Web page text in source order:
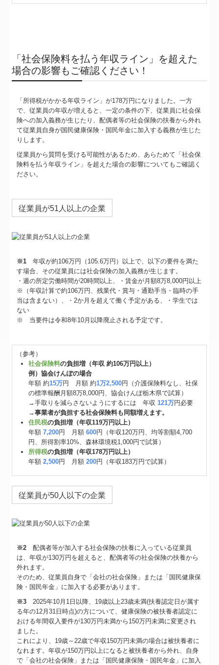
「社会保険料を払う年収ライン」を超えた
場合の影響もご確認ください！
「所得税がかかる年収ライン」が178万円になりました。一方
で、従業員の年収が増えると、一定の条件の下、従業員に社会保
険への加入義務が生じたり、配偶者等の社会保険の扶養から外れ
て従業員自身が国民健康保険・国民年金に加入する義務が生じた
りします。
従業員から質問を受ける可能性があるため、あらためて「社会保
険料を払う年収ライン」を超えた場合の影響についてもご確認く
ださい。
従業員が51人以上の企業
※1 年収が約106万円（105.6万円）以上で、以下の要件を満た
す場合、その従業員には社会保険の加入義務が生じます。
・週の所定労働時間が20時間以上、・賃金が月額8万8,000円以上
※（年収計算で約106万円、残業代・賞与・通勤手当・臨時の手
当は含まない）、・2か月を超えて働く予定がある、・学生では
ない
※ 当要件は令和8年10月以降廃止される予定です。
（参考）
社会保険料の負担増（年収 約106万円以上）
例）協会けんぽの場合
年額 約15万円 月額 約1万2,500円（介護保険料なし、社保
の標準報酬月額8万8,000円、協会けんぽ栃木県で試算）
→手取りを減らさないようにするには 年収 121万円必要
→事業者が負担する社会保険料も同額増えます。
住民税の負担増（年収119万円以上）
年額7,200円 月額600円（年収120万円、均等割額4,700
円、所得割率10%、森林環境税1,000円で試算）
所得税の負担増（年収178万円以上）
年額2,500円 月額200円（年収183万円で試算）
従業員が50人以下の企業
※2 配偶者等が加入する社会保険の扶養に入っている従業員
は、年収が130万円を超えると、配偶者等の社会保険の扶養から
外れます。
そのため、従業員自身で「会社の社会保険」または「国民健康保
険・国民年金」に加入する必要があります。
※3 2025年10月1日以降、19歳以上23歳未満(扶養認定日が属す
る年の12月31日時点)の方について、健康保険の被扶養者認定に
おける年間収入要件が130万円未満から150万円未満に変更され
ました。
これにより、19歳～22歳で年収150万円未満の場合は被扶養者に
なれます。年収が150万円以上になると被扶養者から外れ、自身
で「会社の社会保険」または「国民健康保険・国民年金」に加入